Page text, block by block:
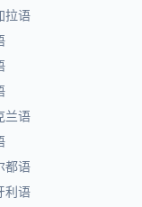
拉语
兰语
都语
利语